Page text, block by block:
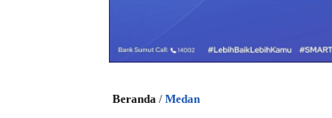
Beranda / Medan